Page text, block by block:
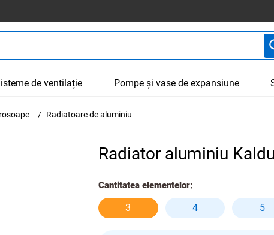
de ventilație Pompe și vase de expansiune
Radiatoare de aluminiu
Radiator aluminiu
Cantitatea elementelor:
3 4 5